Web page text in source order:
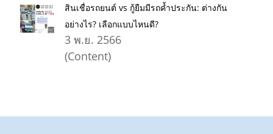
สินเชื่อรถยนต์ vs กู้ยืมมีรถค้ำประกัน: ต่างกัน
อย่างไร? เลือกแบบไหนดี?
3 พ.ย. 2566
(Content)